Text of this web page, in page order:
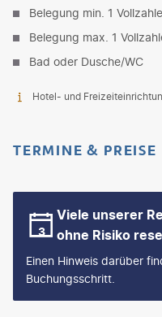
Belegung min. 1
Belegung max. 1
Bad oder Dusche/WC
Hotel- und
TERMINE & PREISE
Viele unserer
ohne Risiko
Einen Hinweis darüber
Buchungsschritt.